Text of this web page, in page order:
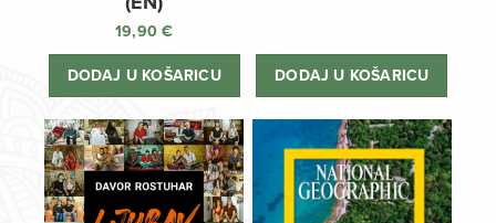
19,90€
DODAJ U KOŠARICU
38,80 €.
34,90 €.
DODAJ U KOŠARICU